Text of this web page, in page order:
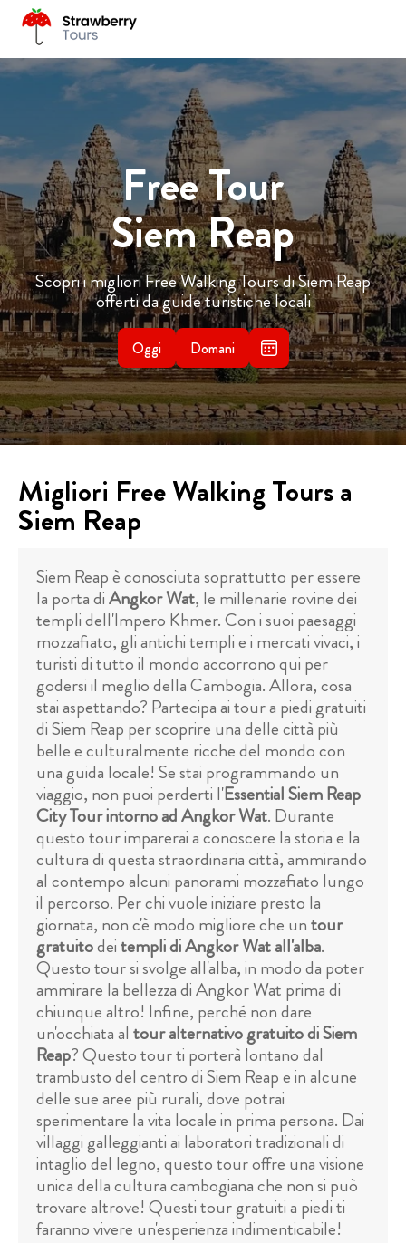
Free Tour
Siem Reap
Scopri i migliori Free Walking Tours di Siem Reap
offerti da guide turistiche locali
Oggi Domani
Migliori Free Walking Tours a
Siem Reap
Siem Reap è conosciuta soprattutto per essere
la porta diAngkor Wat, le millenarie rovine dei
templi dell'Impero Khmer. Con i suoi paesaggi
mozzafiato, gli antichi templi e i mercati vivaci, i
turisti di tutto il mondo accorrono qui per
godersi il meglio della Cambogia. Allora, cosa
stai aspettando? Partecipa ai tour a piedi gratuiti
di Siem Reap per scoprire una delle città più
belle e culturalmente ricche del mondo con
una guida locale! Se stai programmando un
viaggio, non puoi perderti l'Essential Siem Reap
City Tour intorno ad Angkor Wat. Durante
questo tour imparerai a conoscere la storia e la
cultura di questa straordinaria città, ammirando
al contempo alcuni panorami mozzafiato lungo
il percorso. Per chi vuole iniziare presto la
giornata, non c'è modo migliore che untour
gratuitodeitempli di Angkor Wat all'alba.
Questo tour si svolge all'alba, in modo da poter
ammirare la bellezza di Angkor Wat prima di
chiunque altro! Infine, perché non dare
un'occhiata al tour alternativo gratuito di Siem
Reap? Questo tour ti porterà lontano dal
trambusto del centro di Siem Reap e in alcune
delle sue aree più rurali, dove potrai
sperimentare la vita locale in prima persona. Dai
villaggi galleggianti ai laboratori tradizionali di
intaglio del legno, questo tour offre una visione
unica della cultura cambogiana che non si può
trovare altrove! Questi tour gratuiti a piedi ti
faranno vivere un'esperienza indimenticabile!